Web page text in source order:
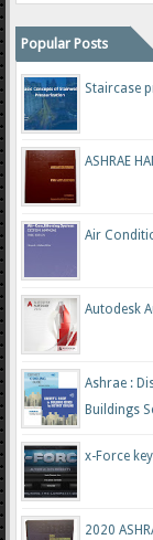
Popular Posts
Staircase
ASHRAE
Air
Autodesk
Ashrae :
Buildings
x-Force
2020